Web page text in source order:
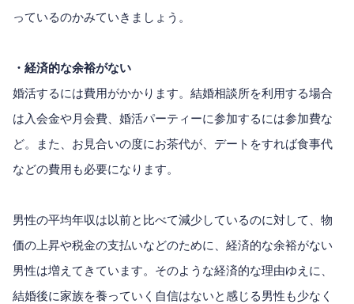
っているのかみていきましょう。
・経済的な余裕がない
婚活するには費用がかかります。結婚相談所を利用する場合
は入会金や月会費、婚活パーティーに参加するには参加費な
ど。また、お見合いの度にお茶代が、デートをすれば食事代
などの費用も必要になります。
男性の平均年収は以前と比べて減少しているのに対して、物
価の上昇や税金の支払いなどのために、経済的な余裕がない
男性は増えてきています。そのような経済的な理由ゆえに、
結婚後に家族を養っていく自信はないと感じる男性も少なく